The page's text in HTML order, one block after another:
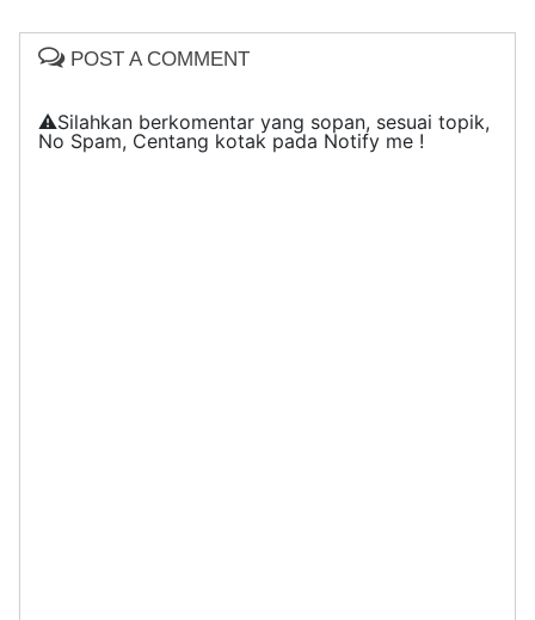
POST A COMMENT
⚠️Silahkan berkomentar yang sopan, sesuai topik,
No Spam, Centang kotak pada Notify me !